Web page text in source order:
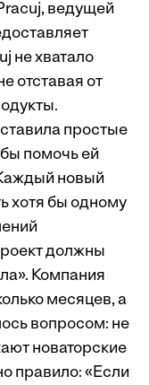
ведущей
не хватало
отставая от
простые
помочь ей
новый
хотя бы одному
должны
Компания
месяцев, а
вопросом: не
новаторские
правило: «Если